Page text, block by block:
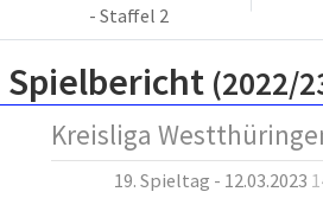
- Staffel 2
Spielbericht (2022/
Kreisliga
19. Spieltag - 12.03.2023